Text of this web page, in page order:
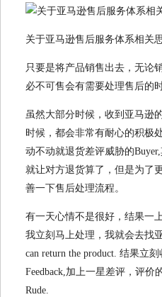
关于亚马逊售后服务体系相关
只要是将产品销售出去，无论
必不可售会有需要处理售后的时
虽然大部分时候，收到亚马逊
时候，都会非常有耐心的积极
动不动就退货差评威胁的
就让对方退货算了，但是为了
善一下售后处理流程。
有一天心情不是很好，结果一
我立刻马上处理，我就会去找
can return the product. 结果立
Feedback,加上一星差评，评价
Rude.